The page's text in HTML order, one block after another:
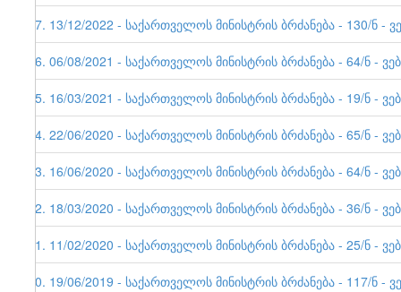
47. 13/12/2022 - საქართველოს მინისტრის ბრძანება - 130/ნ -
46. 06/08/2021 - საქართველოს მინისტრის ბრძანება - 64/ნ -
45. 16/03/2021 - საქართველოს მინისტრის ბრძანება - 19/ნ -
44. 22/06/2020 - საქართველოს მინისტრის ბრძანება - 65/ნ -
43. 16/06/2020 - საქართველოს მინისტრის ბრძანება - 64/ნ -
42. 18/03/2020 - საქართველოს მინისტრის ბრძანება - 36/ნ -
41. 11/02/2020 - საქართველოს მინისტრის ბრძანება - 25/ნ -
40. 19/06/2019 - საქართველოს მინისტრის ბრძანება - 117/ნ -